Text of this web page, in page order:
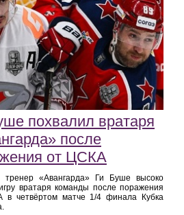
похвалил вратаря
после
от ЦСКА
тренер «Авангарда» Ги Буше высоко
вратаря команды после поражения
в четвёртом матче 1/4 финала Кубка